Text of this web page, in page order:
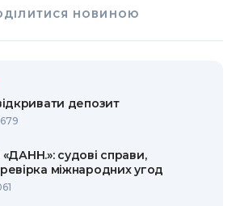
НОВИНОЮ
депозит
судові справи,
міжнародних угод